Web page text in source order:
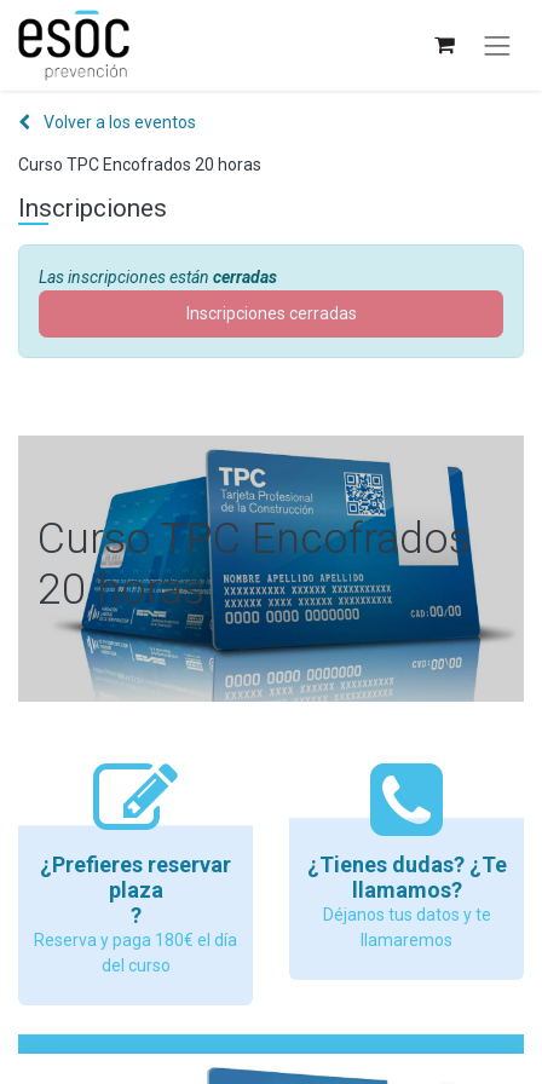
Volver a los eventos
Curso TPC Encofrados 20 horas
Inscripciones
Las inscripciones están cerradas
Inscripciones cerradas
Curso TPC Encofrados
20 horas
¿Prefieres reservar
plaza
?
Reserva y paga 180€ el día
del curso
¿Tienes dudas? ¿Te
llamamos?
Déjanos tus datos y te
llamaremos